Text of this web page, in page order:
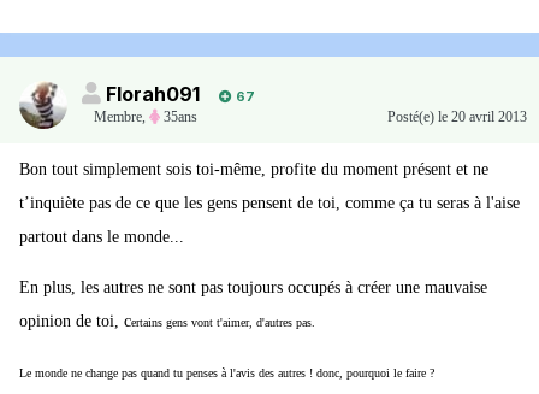
Florah091
67
Membre, 35ans Posté(e) le 20 avril 2013
Bon tout simplement sois toi-même, profite du moment présent et ne
t’inquiète pas de ce que les gens pensent de toi, comme ça tu seras à l'aise
partout dans le monde...
En plus, les autres ne sont pas toujours occupés à créer une mauvaise
opinion de toi, certains gens vont t'aimer, d'autres pas.
Le monde ne change pas quand tu penses à l'avis des autres ! donc, pourquoi le faire ?